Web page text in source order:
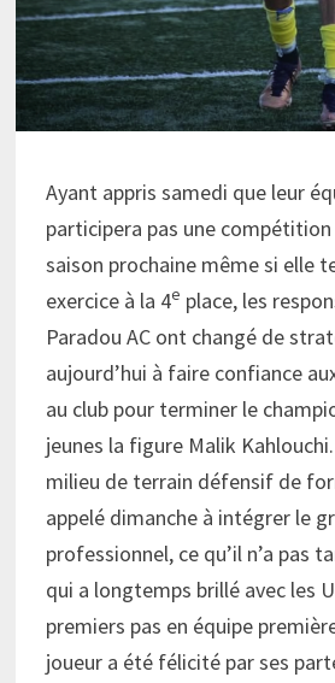
Ayant appris samedi que leur
participera pas une
saison prochaine même si elle
exercice à la 4e place, les
Paradou AC ont changé de
aujourd’hui à faire confiance
au club pour terminer le
jeunes la figure Malik
milieu de terrain défensif de
appelé dimanche à intégrer le
professionnel, ce qu’il n’a pas
qui a longtemps brillé avec les
premiers pas en équipe
joueur a été félicité par ses